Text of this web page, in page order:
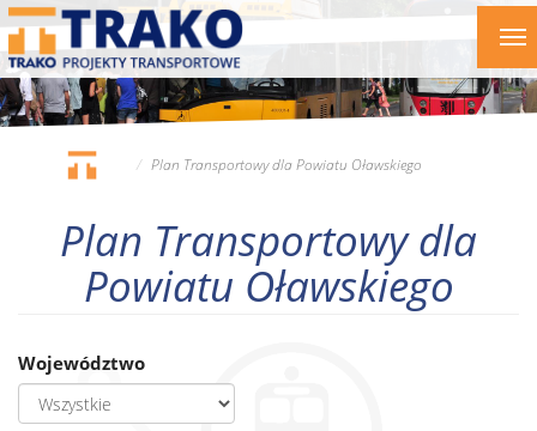
Przejdź
treści
Plan Transportowy dla Powiatu Oławskiego
Plan Transportowy dla
Powiatu Oławskiego
Województwo